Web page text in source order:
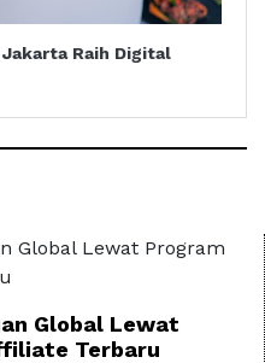
Raih Digital
Global Lewat
Terbaru